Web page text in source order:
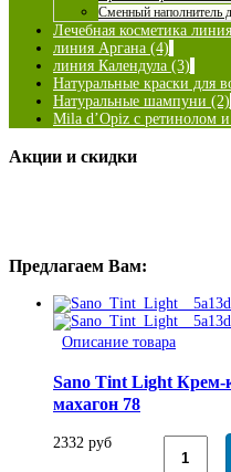
Сменный наполнитель
Лечебная косметика
линия Аргана (4)
линия Календула (3)
Натуральные краски для
Натуральные шампуни (2)
Mila d’Opiz с ретинолом
Акции и скидки
Предлагаем Вам:
Описание товара
Sano Tint Light Крем-
махагон 78
2332 руб